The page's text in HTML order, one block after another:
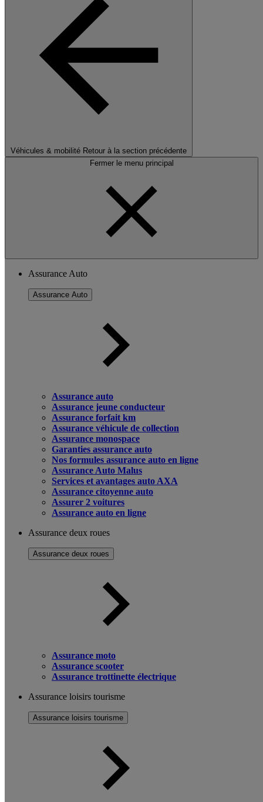
Véhicules & mobilité Retour à la section précédente
Fermer le menu principal
Assurance Auto
Assurance Auto
Assurance auto
Assurance jeune conducteur
Assurance forfait km
Assurance véhicule de collection
Assurance monospace
Garanties assurance auto
Nos formules assurance auto en ligne
Assurance Auto Malus
Services et avantages auto AXA
Assurance citoyenne auto
Assurer 2 voitures
Assurance auto en ligne
Assurance deux roues
Assurance deux roues
Assurance moto
Assurance scooter
Assurance trottinette électrique
Assurance loisirs tourisme
Assurance loisirs tourisme